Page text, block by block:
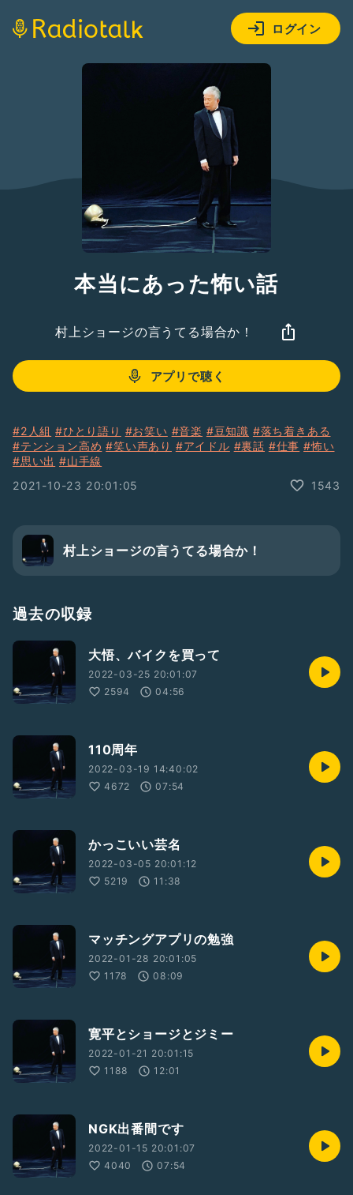
ログイン
本当にあった怖い話
村上ショージの言うてる場合か！
アプリで聴く
#2人組 #ひとり語り #お笑い #音楽 #豆知識 #落ち着きある
#テンション高め #笑い声あり #アイドル #裏話 #仕事 #怖い
#思い出 #山手線
2021-10-23 20:01:05
1543
村上ショージの言うてる場合か！
過去の収録
大悟、バイクを買って
2022-03-25 20:01:07
2594
04:56
110周年
2022-03-19 14:40:02
4672
07:54
かっこいい芸名
2022-03-05 20:01:12
5219
11:38
マッチングアプリの勉強
2022-01-28 20:01:05
1178
08:09
寛平とショージとジミー
2022-01-21 20:01:15
1188
12:01
NGK出番間です
2022-01-15 20:01:07
4040
07:54